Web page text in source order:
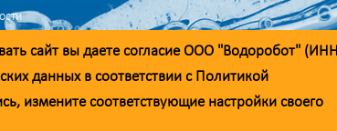
для маркетинга
вы можете отправить обращение на адрес линии доверия:
сайт вы даете согласие ООО "Водоробот" (ИНН
данных в соответствии с Политикой
измените соответствующие настройки своего